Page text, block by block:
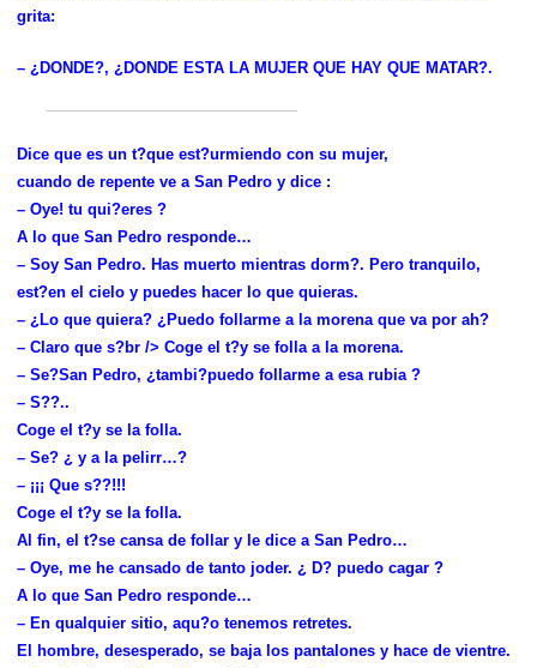
grita:
– ¿DONDE?, ¿DONDE ESTA LA MUJER QUE HAY QUE MATAR?.
Dice que es un t?que est?urmiendo con su mujer,
cuando de repente ve a San Pedro y dice :
– Oye! tu qui?eres ?
A lo que San Pedro responde…
– Soy San Pedro. Has muerto mientras dorm?. Pero tranquilo,
est?en el cielo y puedes hacer lo que quieras.
– ¿Lo que quiera? ¿Puedo follarme a la morena que va por ah?
– Claro que s?br /> Coge el t?y se folla a la morena.
– Se?San Pedro, ¿tambi?puedo follarme a esa rubia ?
– S??..
Coge el t?y se la folla.
– Se? ¿ y a la pelirr…?
– ¡¡¡ Que s??!!!
Coge el t?y se la folla.
Al fin, el t?se cansa de follar y le dice a San Pedro…
– Oye, me he cansado de tanto joder. ¿ D? puedo cagar ?
A lo que San Pedro responde…
– En qualquier sitio, aqu?o tenemos retretes.
El hombre, desesperado, se baja los pantalones y hace de vientre.